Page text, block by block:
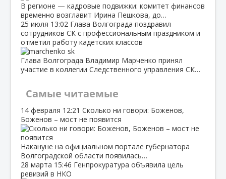
В регионе — кадровые подвижки: комитет финансов
временно возглавит Ирина Пешкова, до…
25 июля 13:02 Глава Волгограда поздравил
сотрудников СК с профессиональным праздником и
отметил работу кадетских классов
Глава Волгограда Владимир Марченко принял
участие в коллегии Следственного управления СК…
Самые читаемые
14 февраля 12:21 Сколько ни говори: Боженов,
Боженов – мост не появится
Накануне на официальном портале губернатора
Волгоградской области появилась…
28 марта 15:46 Генпрокуратура объявила цель
ревизий в НКО